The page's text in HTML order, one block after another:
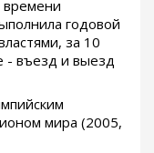
времени
годовой
за 10
- въезд и выезд
мира (2005,